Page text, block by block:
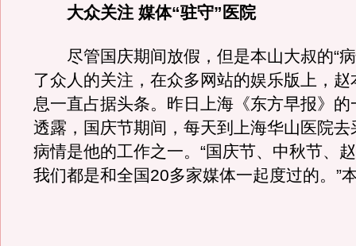
大众关注 媒体“驻守”医院
尽管国庆期间放假，但是本山大叔的“病
了众人的关注，在众多网站的娱乐版上，赵
息一直占据头条。昨日上海《东方早报》的
透露，国庆节期间，每天到上海华山医院去
病情是他的工作之一。“国庆节、中秋节、
我们都是和全国20多家媒体一起度过的。”